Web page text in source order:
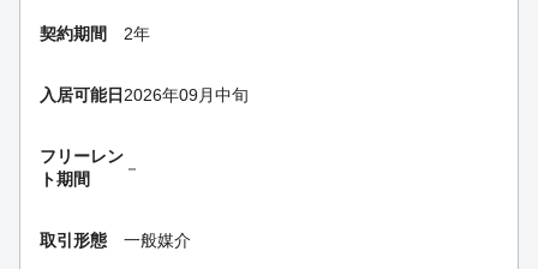
契約期間 2年
入居可能日2026年09月中旬
フリーレン
ト期間
－
取引形態 一般媒介